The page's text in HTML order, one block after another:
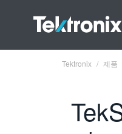
Tektronix 제품